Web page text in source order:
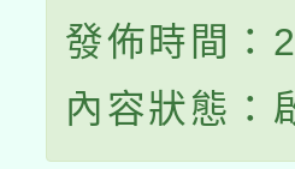
發佈時間：
內容狀態：